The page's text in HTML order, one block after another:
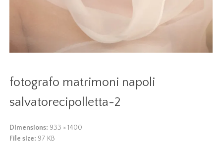
fotografo matrimoni napoli
salvatorecipolletta-2
Dimensions: 933 × 1400
File size: 97 KB